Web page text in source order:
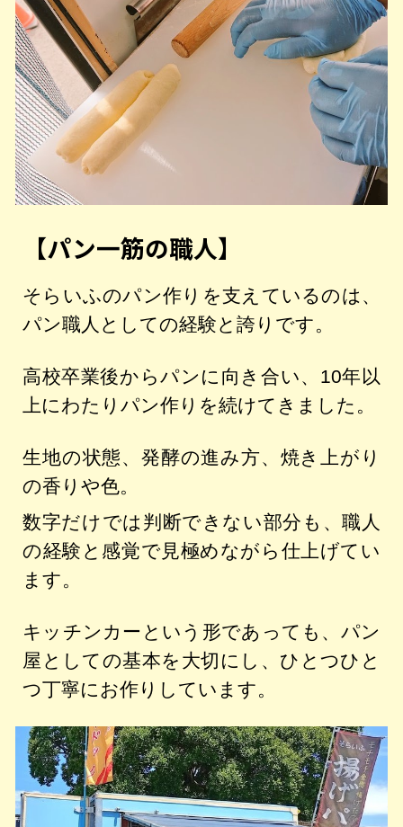
【パン一筋の職人】
そらいふのパン作りを支えているのは、
パン職人としての経験と誇りです。
高校卒業後からパンに向き合い、10年以
上にわたりパン作りを続けてきました。
生地の状態、発酵の進み方、焼き上がり
の香りや色。
数字だけでは判断できない部分も、職人
の経験と感覚で見極めながら仕上げてい
ます。
キッチンカーという形であっても、パン
屋としての基本を大切にし、ひとつひと
つ丁寧にお作りしています。